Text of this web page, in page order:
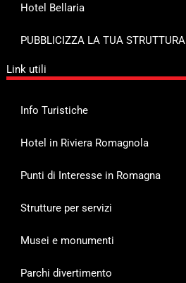
Hotel Bellaria
PUBBLICIZZA LA TUA STRUTTURA
Link utili
Info Turistiche
Hotel in Riviera Romagnola
Punti di Interesse in Romagna
Strutture per servizi
Musei e monumenti
Parchi divertimento